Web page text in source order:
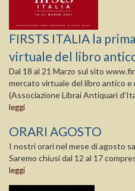
FIRSTS ITALIA la
virtuale del libro
Dal 18 al 21 Marzo sul sito
mercato virtuale del libro antico e
(Associazione Librai Antiquari
leggi
ORARI AGOSTO
I nostri orari nel mese di agosto
Saremo chiusi dal 12 al 17
leggi